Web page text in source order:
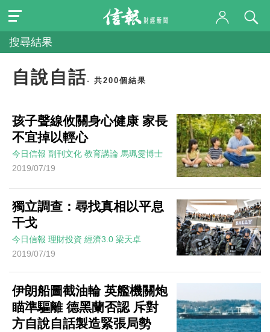
搜尋結果
自說自話- 共200個結果
孩子聲線攸關身心健康 家長
不宜掉以輕心
今日信報 副刊文化 教育講論 馬珮雯博士
2019/07/19
獨立調查：尋找真相以平息
干戈
今日信報 理財投資 經濟3.0 梁天卓
2019/07/19
伊朗船圖截油輪 英艦機關炮
瞄準驅離 德黑蘭否認 斥對
方自說自話製造緊張局勢